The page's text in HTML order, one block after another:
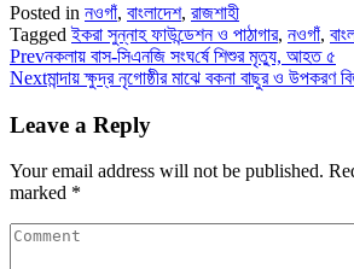
Posted in নওগাঁ, বাংলাদেশ, রাজশাহী
Taggedইকরা সুন্নাহ ফাউন্ডেশন ও পাঠাগার, নওগাঁ,
Prevনকলায় বাস-সিএন‌জি সংঘ‌র্ষে শিশুর মৃত্যু, আহত ৫
Nextমান্দায় ক্ষুদ্র নৃগোষ্ঠীর মাঝে বকনা বাছুর ও উপকরণ
Leave a Reply
Your email address will not be published.
marked *